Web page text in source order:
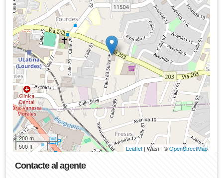
200 m
500 ft
Leaflet | Wasi - ©OpenStreetMap
Contacte al agente